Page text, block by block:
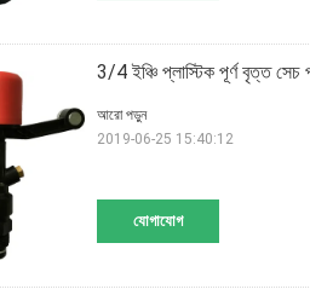
3/4 ইঞ্চি প্লাস্টিক পূর্ণ বৃত্ত সেচ
যোগাযোগ
আরো পড়ুন
2019-06-25 15:40:12